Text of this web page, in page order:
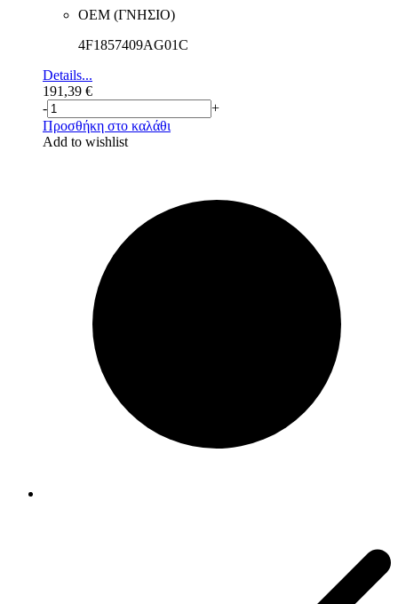
ΟΕΜ (ΓΝΗΣΙΟ)
4F1857409AG01C
Details...
191,39 €
-
+
Προσθήκη στο καλάθι
Add to wishlist